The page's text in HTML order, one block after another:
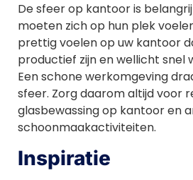
De sfeer op kantoor is
moeten zich op hun plek
prettig voelen op uw kantoor
productief zijn en wellicht snel
Een schone werkomgeving
sfeer. Zorg daarom altijd voor
glasbewassing op kantoor en
schoonmaakactiviteiten.
Inspiratie